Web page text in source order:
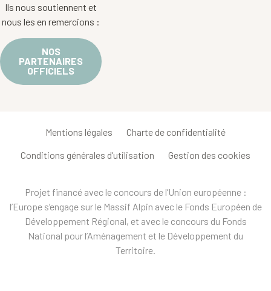
Ils nous soutiennent et
nous les en remercions :
NOS
PARTENAIRES
OFFICIELS
Mentions légales Charte de confidentialité
Conditions générales d’utilisation Gestion des cookies
Projet financé avec le concours de l’Union européenne :
l’Europe s’engage sur le Massif Alpin avec le Fonds Européen de
Développement Régional, et avec le concours du Fonds
National pour l’Aménagement et le Développement du
Territoire.